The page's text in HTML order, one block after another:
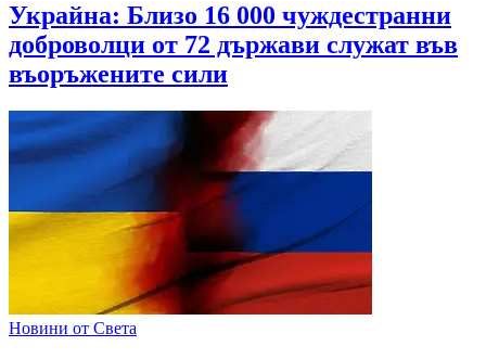
Украйна: Близо 16 000 чуждестранни
доброволци от 72 държави служат във
въоръжените сили
Новини от Света